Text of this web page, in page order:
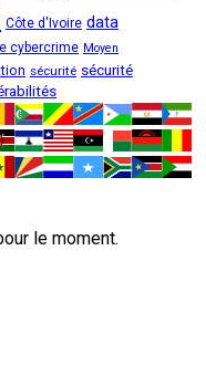
Côte d'Ivoire data
cybercrime Moyen
sécurité sécurité
le moment.